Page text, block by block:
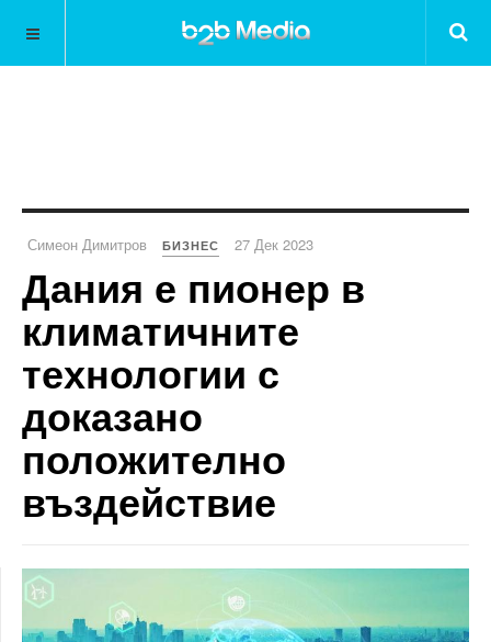
Симеон Димитров БИЗНЕС 27 Дек 2023
Дания е пионер в
климатичните
технологии с
доказано
положително
въздействие